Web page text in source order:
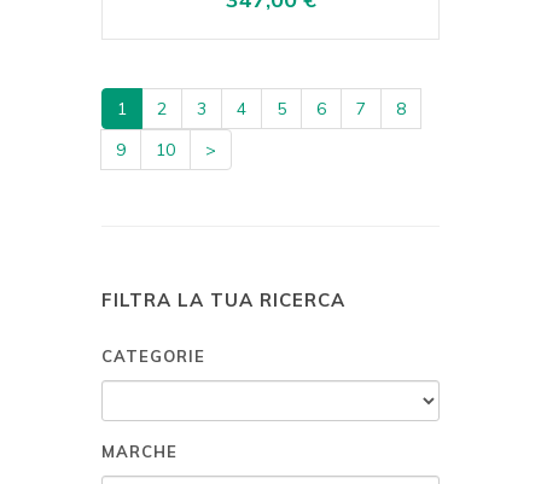
1 2 3 4 5 6 7
8
9
10 >
FILTRA LA TUA RICERCA
CATEGORIE
MARCHE